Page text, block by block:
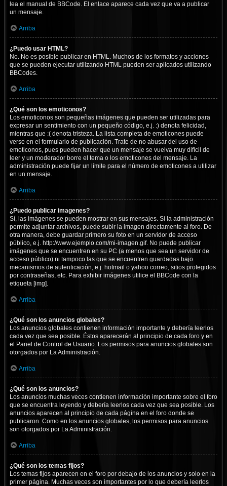
lea el manual de BBCode. El enlace aparece cada vez que va a publicar
un mensaje.
Arriba
¿Puedo usar HTML?
No. No es posible publicar en HTML. Muchos de los formatos y acciones
que se pueden ejecutar utilizando HTML pueden ser aplicados utilizando
BBCodes.
Arriba
¿Qué son los emoticonos?
Los emoticonos son pequeñas imágenes que pueden ser utilizadas para
expresar un sentimiento con un pequeño código, e.j. :) denota felicidad,
mientras que :( denota tristeza. La lista completa de emoticones puede
verse en el formulario de publicación. Trate de no abusar del uso de
emoticonos, pues pueden hacer que un mensaje se vuelva muy difícil de
leer y un moderador borre el tema o los emoticones del mensaje. La
administración puede fijar un límite para el número de emoticones a utilizar
en un mensaje.
Arriba
¿Puedo publicar imagenes?
Sí, las imágenes se pueden mostrar en sus mensajes. Si la administración
permite adjuntar archivos, puede subir la imagen directamente al foro. De
otra manera, debe guardar primero su foto en un servidor de acceso
público, e.j. http://www.ejemplo.com/mi-imagen.gif. No puede publicar
imágenes que se encuentren en su PC (a menos que sea un servidor de
acceso público) ni tampoco las que se encuentren guardadas bajo
mecanismos de autenticación, e.j. hotmail o yahoo correo, sitios protegidos
por contraseñas, etc. Para exhibir imágenes utilice el BBCode con la
etiqueta [img].
Arriba
¿Qué son los anuncios globales?
Los anuncios globales contienen información importante y debería leerlos
cada vez que sea posible. Éstos aparecerán al principio de cada foro y en
el Panel de Control de Usuario. Los permisos para anuncios globales son
otorgados por La Administración.
Arriba
¿Qué son los anuncios?
Los anuncios muchas veces contienen información importante sobre el foro
que se encuentra leyendo y debería leerlos cada vez que sea posible. Los
anuncios aparecen al principio de cada página en el foro donde se
publicaron. Como en los anuncios globales, los permisos para anuncios
son otorgados por La Administración.
Arriba
¿Qué son los temas fijos?
Los temas fijos aparecen en el foro por debajo de los anuncios y solo en la
primer página. Muchas veces son importantes por lo que debería leerlos